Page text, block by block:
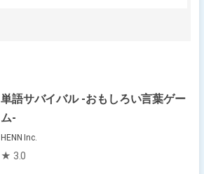
単語サバイバル -おもしろい言葉ゲー
ム-
HENN Inc.
★ 3.0